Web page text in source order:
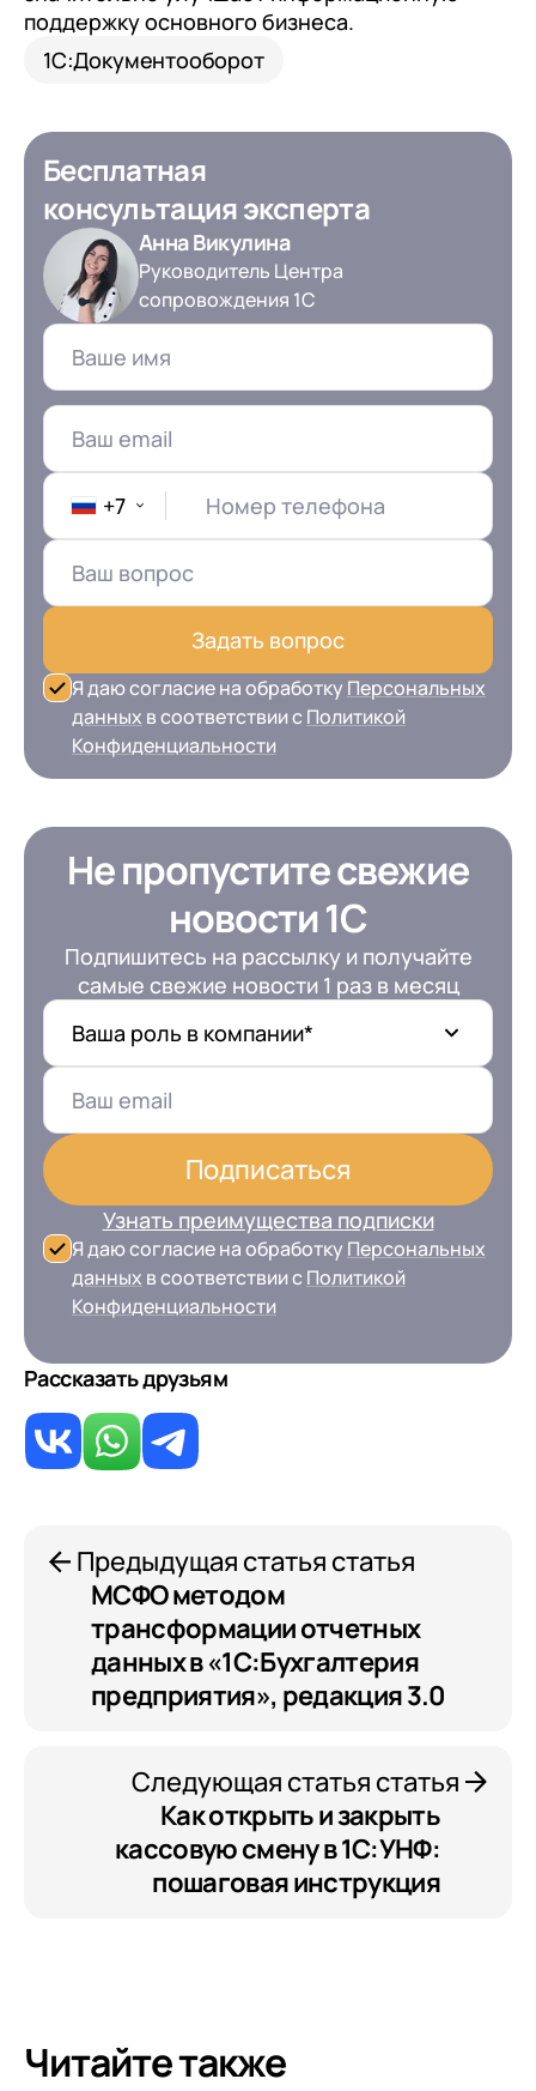
поддержку основного бизнеса.
1С:Документооборот
Бесплатная
консультация эксперта
Анна Викулина
Руководитель Центра
сопровождения 1С
+7 Номер телефона
Задать вопрос
Я даю согласие на обработку Персональных
данных в соответствии сПолитикой
Конфиденциальности
Не пропустите свежие
новости 1С
Подпишитесь на рассылку и получайте
самые свежие новости 1 раз в месяц
Ваша роль в компании*
Подписаться
Узнать преимущества подписки
Я даю согласие на обработку Персональных
данных в соответствии сПолитикой
Конфиденциальности
Рассказать друзьям
Предыдущая статья статья
МСФО методом
трансформации отчетных
данных в «1С:Бухгалтерия
предприятия», редакция 3.0
Следующая статья статья
Как открыть и закрыть
кассовую смену в 1С:УНФ:
пошаговая инструкция
Читайте также